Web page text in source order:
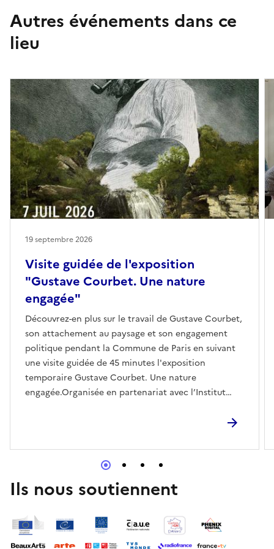
Autres événements dans ce
lieu
Visite guidée de l'exposition
"Gustave Courbet. Une nature
engagée"
Découvrez-en plus sur le travail de Gustave Courbet,
son attachement au paysage et son engagement
politique pendant la Commune de Paris en suivant
une visite guidée de 45 minutes l'exposition
temporaire Gustave Courbet. Une nature
engagée.Organisée en partenariat avec l’Institut
Courbet. Une nature engagée_ propose un regard
centrale de la peinture du XIXe siècle et considéré
comme le fondateur du Réalisme. Rassemblant près
de 70 œuvres et documents dont 23 tableaux du
maître, grâce aux prêts exceptionnels accordés par
d’Histoire de Lisieux et le musée du Château de
Flers, elle met en lumière l’engagement artistique du
19 septembre 2026
Ils nous soutiennent